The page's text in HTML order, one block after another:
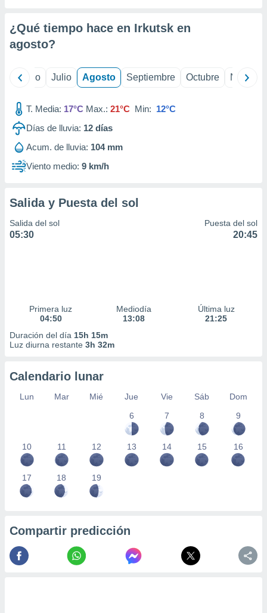
e
de
¿Qué tiempo hace en Irkutsk en
agosto?
Junio Julio Agosto Septiembre Octubre
T. Media: 17°C Max.: 21°C Min: 12°C
Días de lluvia: 12 días
Acum. de lluvia: 104 mm
Viento medio: 9 km/h
Salida y Puesta del sol
Salida del sol
05:30
Puesta del sol
20:45
Primera luz
04:50
Mediodía
13:08
Última luz
21:25
Duración del día 15h 15m
Luz diurna restante 3h 32m
Calendario lunar
Lun Mar Mié Jue Vie Sáb
Dom
6
7 8 9
10 11 12 13 14 15 16
17 18 19
Compartir predicción